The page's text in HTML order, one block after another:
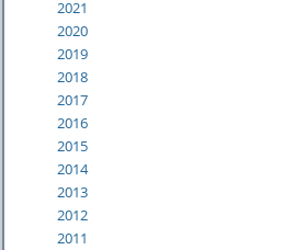
2021
2020
2019
2018
2017
2016
2015
2014
2013
2012
2011